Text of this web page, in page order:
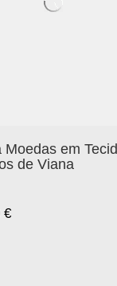
Moedas em
de Viana
€